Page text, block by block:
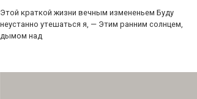
Этой краткой жизни вечным измененьем Буду
неустанно утешаться я, — Этим ранним солнцем,
дымом над